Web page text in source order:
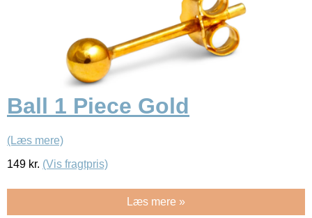
Ball 1 Piece Gold
(Læs mere)
149 kr. (Vis fragtpris)
Læs mere »